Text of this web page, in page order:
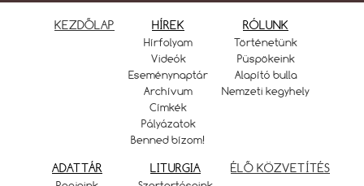
KEZDŐLAP HÍREK
Hírfolyam
Videók
Eseménynaptár
Archívum
Címkék
Pályázatok
Benned bízom!
RÓLUNK
Történetünk
Püspökeink
Alapító bulla
Nemzeti kegyhely
ADATTÁR LITURGIA ÉLŐ KÖZVETÍTÉS